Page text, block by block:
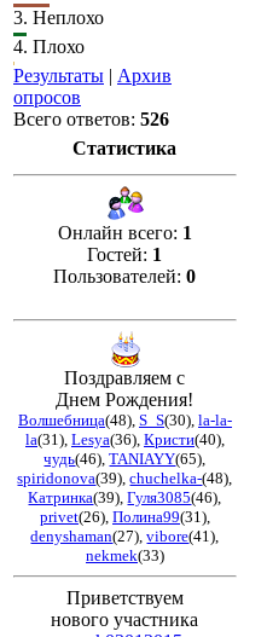
3. Неплохо
4. Плохо
Результаты | Архив
опросов
Всего ответов: 526
Статистика
Онлайн всего: 1
Гостей: 1
Пользователей:0
Поздравляем с
Днем Рождения!
Волшебница(48), S_S(30), la-la-
la(31), Lesya(36), Кристи(40),
чудь(46),TANIAYY(65),
spiridonova(39),chuchelka-(48),
Катринка(39),Гуля3085(46),
privet(26), Полина99(31),
denyshaman(27),vibore(41),
nekmek(33)
Приветствуем
нового участника